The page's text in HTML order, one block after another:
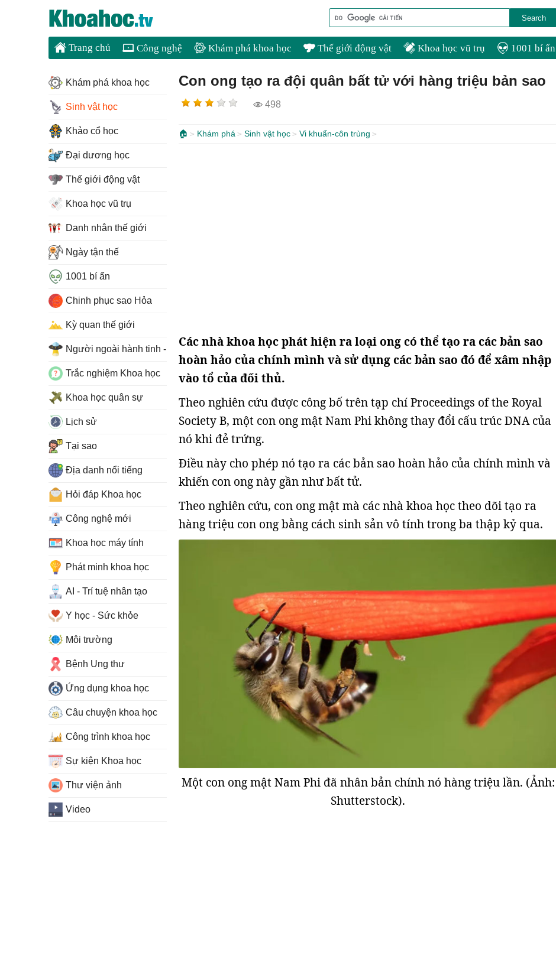
Trang chủ Công nghệ Khám phá khoa học Thế giới động vật Khoa học vũ trụ 1001 bí ẩn
Con ong tạo ra đội quân bất tử với hàng triệu bản sao
498
🏠 Khám phá Sinh vật học Vi khuẩn-côn trùng
Các nhà khoa học phát hiện ra loại ong có thể tạo ra các bản sao
hoàn hảo của chính mình và sử dụng các bản sao đó để xâm nhập
vào tổ của đối thủ.
Theo nghiên cứu được công bố trên tạp chí Proceedings of the Royal
Society B, một con ong mật Nam Phi không thay đổi cấu trúc DNA của
nó khi đẻ trứng.
Điều này cho phép nó tạo ra các bản sao hoàn hảo của chính mình và
khiến con ong này gần như bất tử.
Theo nghiên cứu, con ong mật mà các nhà khoa học theo dõi tạo ra
hàng triệu con ong bằng cách sinh sản vô tính trong ba thập kỷ qua.
Một con ong mật Nam Phi đã nhân bản chính nó hàng triệu lần. (Ảnh:
Shutterstock).
Khám phá khoa học
Sinh vật học
Khảo cổ học
Đại dương học
Thế giới động vật
Khoa học vũ trụ
Danh nhân thế giới
Ngày tận thế
1001 bí ẩn
Chinh phục sao Hỏa
Kỳ quan thế giới
Người ngoài hành tinh - UFO
Trắc nghiệm Khoa học
Khoa học quân sự
Lịch sử
Tại sao
Địa danh nổi tiếng
Hỏi đáp Khoa học
Công nghệ mới
Khoa học máy tính
Phát minh khoa học
AI - Trí tuệ nhân tạo
Y học - Sức khỏe
Môi trường
Bệnh Ung thư
Ứng dụng khoa học
Câu chuyện khoa học
Công trình khoa học
Sự kiện Khoa học
Thư viện ảnh
Video